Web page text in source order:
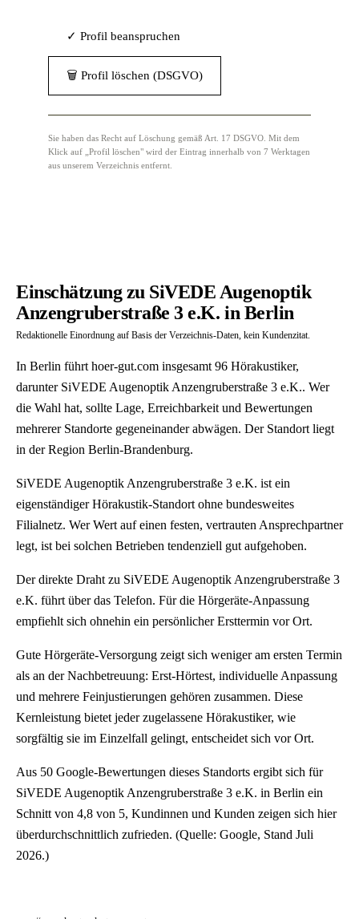
✓ Profil beanspruchen
🗑 Profil löschen (DSGVO)
Sie haben das Recht auf Löschung gemäß Art. 17 DSGVO. Mit dem
Klick auf „Profil löschen" wird der Eintrag innerhalb von 7 Werktagen
aus unserem Verzeichnis entfernt.
Einschätzung zu SiVEDE Augenoptik
Anzengruberstraße 3 e.K. in Berlin
Redaktionelle Einordnung auf Basis der Verzeichnis-Daten, kein Kundenzitat.
In Berlin führt hoer-gut.com insgesamt 96 Hörakustiker,
darunter SiVEDE Augenoptik Anzengruberstraße 3 e.K.. Wer
die Wahl hat, sollte Lage, Erreichbarkeit und Bewertungen
mehrerer Standorte gegeneinander abwägen. Der Standort liegt
in der Region Berlin-Brandenburg.
SiVEDE Augenoptik Anzengruberstraße 3 e.K. ist ein
eigenständiger Hörakustik-Standort ohne bundesweites
Filialnetz. Wer Wert auf einen festen, vertrauten Ansprechpartner
legt, ist bei solchen Betrieben tendenziell gut aufgehoben.
Der direkte Draht zu SiVEDE Augenoptik Anzengruberstraße 3
e.K. führt über das Telefon. Für die Hörgeräte-Anpassung
empfiehlt sich ohnehin ein persönlicher Ersttermin vor Ort.
Gute Hörgeräte-Versorgung zeigt sich weniger am ersten Termin
als an der Nachbetreuung: Erst-Hörtest, individuelle Anpassung
und mehrere Feinjustierungen gehören zusammen. Diese
Kernleistung bietet jeder zugelassene Hörakustiker, wie
sorgfältig sie im Einzelfall gelingt, entscheidet sich vor Ort.
Aus 50 Google-Bewertungen dieses Standorts ergibt sich für
SiVEDE Augenoptik Anzengruberstraße 3 e.K. in Berlin ein
Schnitt von 4,8 von 5, Kundinnen und Kunden zeigen sich hier
überdurchschnittlich zufrieden. (Quelle: Google, Stand Juli
2026.)